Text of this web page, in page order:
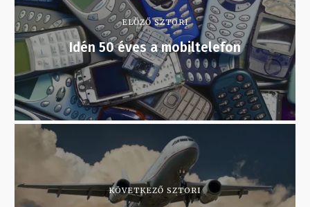
ELŐZŐ SZTORI
Idén 50 éves a mobiltelefon
KÖVETKEZŐ SZTORI